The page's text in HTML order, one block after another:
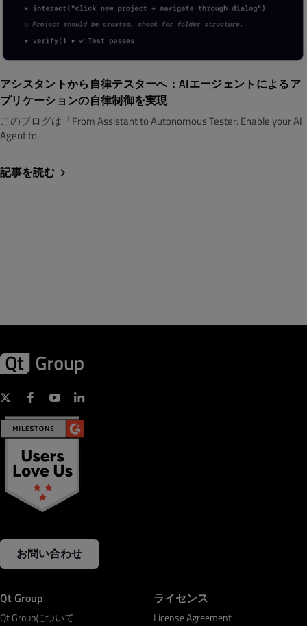
アシスタントから自律テスターへ：AIエージェントによるア
プリケーションの自律制御を実現
このブログは「From Assistant to Autonomous Tester: Enable your AI
Agent to..
記事を読む
お問い合わせ
Qt Group
Qt Groupについて
ライセンス
License Agreement